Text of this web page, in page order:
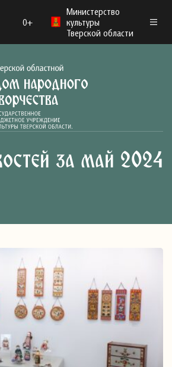
0+
Министерство
культуры
Тверской области
за май 2024